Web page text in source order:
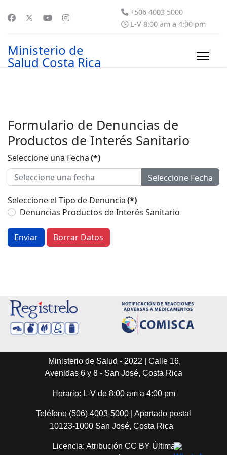
+506 4003 5000
L-V 8:00 am a 4:00 pm
Ministerio de
Salud Costa Rica
Formulario de Denuncias de
Productos de Interés Sanitario
Seleccione una Fecha(*)
Seleccione Fecha
Seleccione el Tipo de Denuncia(*)
Denuncias Productos de Interés Sanitario
Enviar Borrar Datos
Ministerio de Salud - 2022 | Calle 16,
Avenidas 6 y 8 - San José, Costa Rica
Horario: L-V de 8:00 am a 4:00 pm
Teléfono (506) 4003-5000 | Apartado postal
10123-1000 San José, Costa Rica
Licencia: Atribución CC BY Última